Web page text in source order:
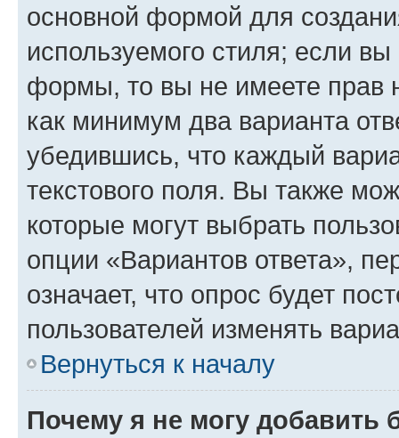
основной формой для
используемого стиля; если
формы, то вы не имеете прав
как минимум два варианта
убедившись, что каждый
текстового поля. Вы также
которые могут выбрать
опции «Вариантов ответа»,
означает, что опрос будет
пользователей изменять
Вернуться к началу
Почему я не могу добавить